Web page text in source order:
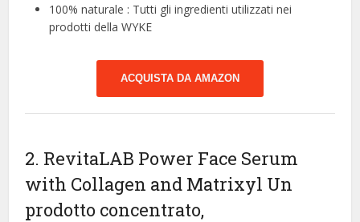
100% naturale : Tutti gli ingredienti utilizzati nei
prodotti della WYKE
ACQUISTA DA AMAZON
2. RevitaLAB Power Face Serum
with Collagen and Matrixyl Un
prodotto concentrato,